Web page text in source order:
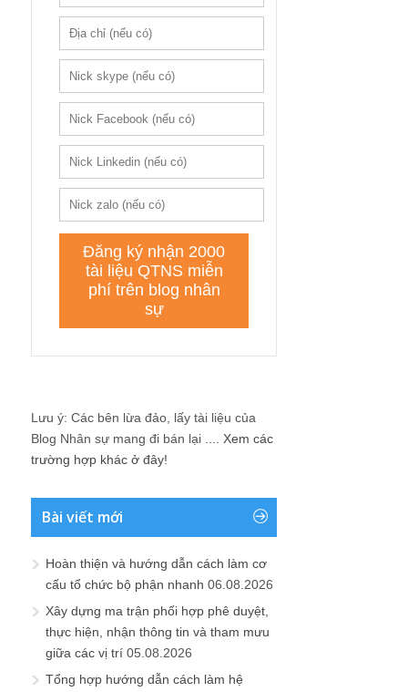
Lưu ý: Các bên lừa đảo, lấy tài liệu của
Blog Nhân sự mang đi bán lại .... Xem các
trường hợp khác ở đây!
Bài viết mới
Hoàn thiện và hướng dẫn cách làm cơ
cấu tổ chức bộ phận nhanh 06.08.2026
Xây dựng ma trận phối hợp phê duyệt,
thực hiện, nhận thông tin và tham mưu
giữa các vị trí 05.08.2026
Tổng hợp hướng dẫn cách làm hệ